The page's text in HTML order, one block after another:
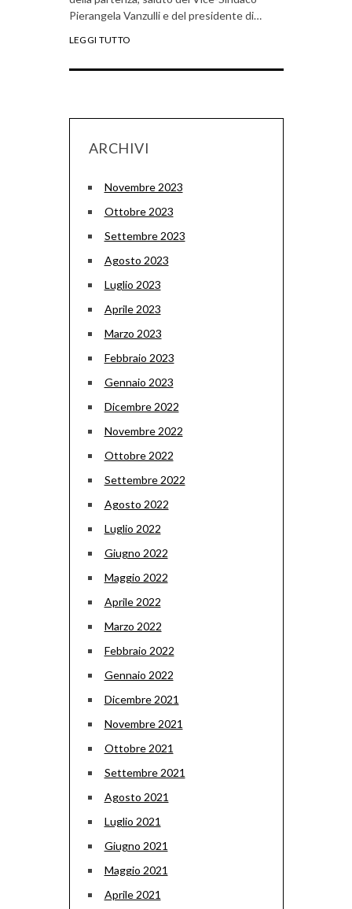
Pierangela Vanzulli e del presidente di…
LEGGI TUTTO
ARCHIVI
Novembre 2023
Ottobre 2023
Settembre 2023
Agosto 2023
Luglio 2023
Aprile 2023
Marzo 2023
Febbraio 2023
Gennaio 2023
Dicembre 2022
Novembre 2022
Ottobre 2022
Settembre 2022
Agosto 2022
Luglio 2022
Giugno 2022
Maggio 2022
Aprile 2022
Marzo 2022
Febbraio 2022
Gennaio 2022
Dicembre 2021
Novembre 2021
Ottobre 2021
Settembre 2021
Agosto 2021
Luglio 2021
Giugno 2021
Maggio 2021
Aprile 2021